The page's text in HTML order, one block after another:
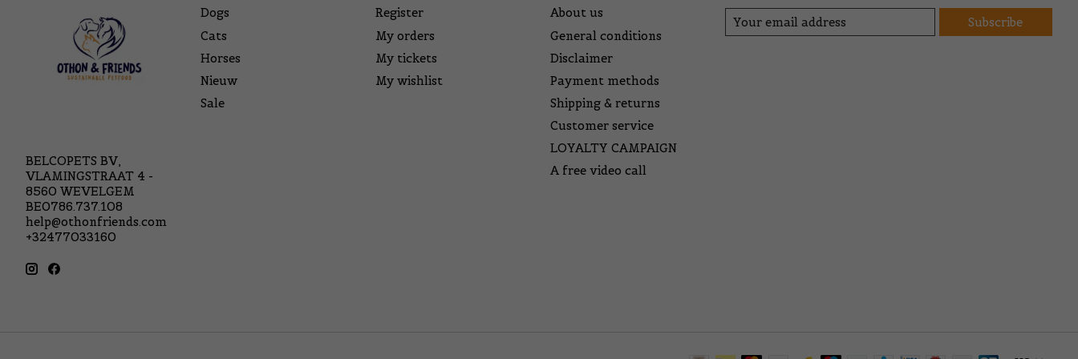
BELCOPETS BV,
VLAMINGSTRAAT 4 -
8560 WEVELGEM
BE0786.737.108
help@othonfriends.com
+32477033160
Dogs
Cats
Horses
Nieuw
Sale
Register
My orders
My tickets
My wishlist
About us
General conditions
Disclaimer
Payment methods
Shipping & returns
Customer service
LOYALTY CAMPAIGN
A free video call
Subscribe